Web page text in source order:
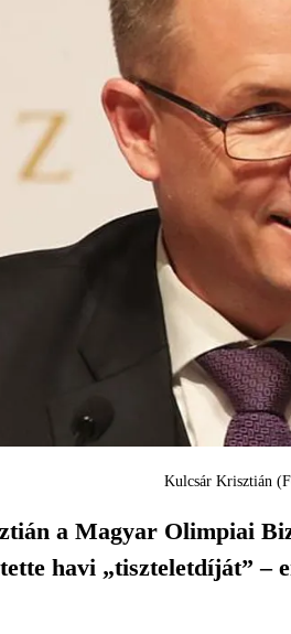
Kulcsár Krisztián
a Magyar Olimpiai
havi „tiszteletdíját” –